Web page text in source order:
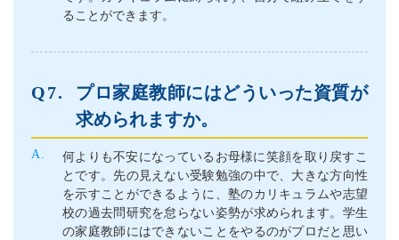
ることができます。
プロ家庭教師にはどういった資質が
求められますか。
何よりも不安になっているお母様に笑顔を取り戻すこ
とです。先の見えない受験勉強の中で、大きな方向性
を示すことができるように、塾のカリキュラムや志望
校の過去問研究を怠らない姿勢が求められます。学生
の家庭教師にはできないことをやるのがプロだと思い